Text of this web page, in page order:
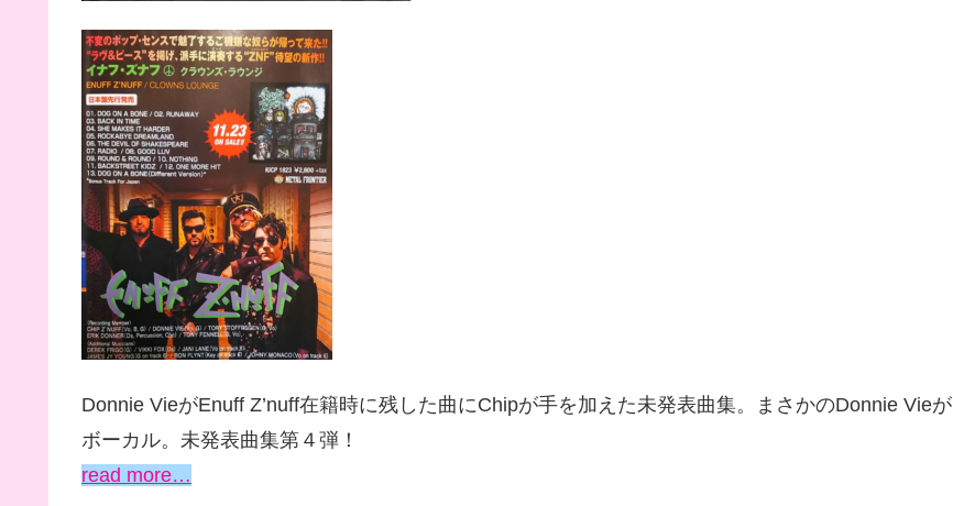
Donnie VieがEnuff Z’nuff在籍時に残した曲にChipが手を加えた未発表曲集。まさかのDonnie Vieが
ボーカル。未発表曲集第４弾！
read more…